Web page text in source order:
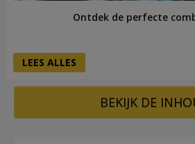
Ontdek de perfecte
LEES ALLES
BEKIJK DE